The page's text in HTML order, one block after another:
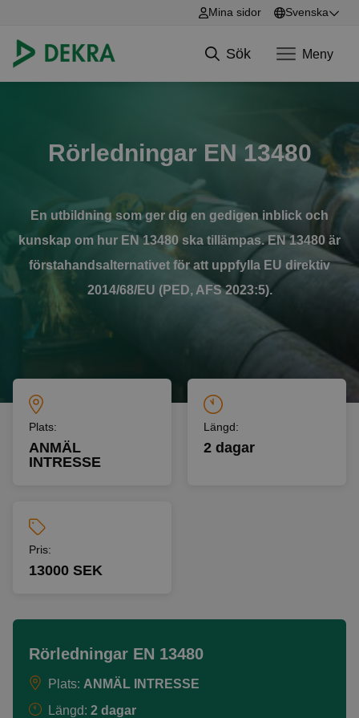
Mina sidor Svenska
Svenska
Hoppa till innehåll
Sök Meny
Rörledningar EN 13480
En utbildning som ger dig en gedigen inblick och
kunskap om hur EN 13480 ska tillämpas. EN 13480 är
förstahandsalternativet för att uppfylla EU direktiv
2014/68/EU (PED, AFS 2023:5).
Plats:
ANMÄL
INTRESSE
Längd:
2 dagar
Pris:
13000 SEK
Rörledningar EN 13480
Plats: ANMÄL INTRESSE
Längd: 2 dagar